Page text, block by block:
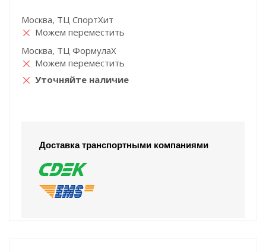
Москва, ТЦ СпортХит
Можем переместить
Москва, ТЦ ФормулаХ
Можем переместить
Уточняйте наличие
Доставка транспортными компаниями